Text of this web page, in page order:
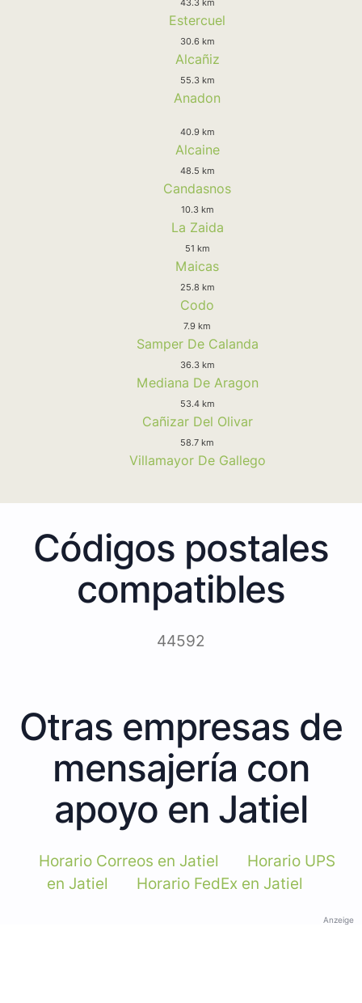
Estercuel
30.6 km
Alcañiz
55.3 km
Anadon
40.9 km
Alcaine
48.5 km
Candasnos
10.3 km
La Zaida
51 km
Maicas
25.8 km
Codo
7.9 km
Samper De Calanda
36.3 km
Mediana De Aragon
53.4 km
Cañizar Del Olivar
58.7 km
Villamayor De Gallego
Códigos postales
compatibles
44592
Otras empresas de
mensajería con
apoyo en Jatiel
Horario Correos en Jatiel
Horario UPS
en Jatiel
Horario FedEx en Jatiel
Anzeige